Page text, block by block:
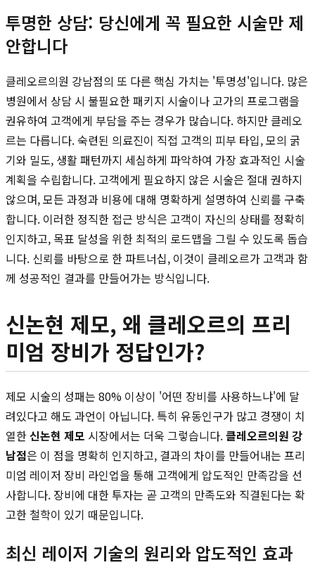
투명한 상담: 당신에게 꼭 필요한 시술만 제
안합니다
클레오르의원 강남점의 또 다른 핵심 가치는 '투명성'입니다. 많은
병원에서 상담 시 불필요한 패키지 시술이나 고가의 프로그램을
권유하여 고객에게 부담을 주는 경우가 많습니다. 하지만 클레오
르는 다릅니다. 숙련된 의료진이 직접 고객의 피부 타입, 모의 굵
기와 밀도, 생활 패턴까지 세심하게 파악하여 가장 효과적인 시술
계획을 수립합니다. 고객에게 필요하지 않은 시술은 절대 권하지
않으며, 모든 과정과 비용에 대해 명확하게 설명하여 신뢰를 구축
합니다. 이러한 정직한 접근 방식은 고객이 자신의 상태를 정확히
인지하고, 목표 달성을 위한 최적의 로드맵을 그릴 수 있도록 돕습
니다. 신뢰를 바탕으로 한 파트너십, 이것이 클레오르가 고객과 함
께 성공적인 결과를 만들어가는 방식입니다.
신논현 제모, 왜 클레오르의 프리
미엄 장비가 정답인가?
제모 시술의 성패는 80% 이상이 '어떤 장비를 사용하느냐'에 달
려있다고 해도 과언이 아닙니다. 특히 유동인구가 많고 경쟁이 치
열한신논현 제모 시장에서는 더욱 그렇습니다.클레오르의원 강
남점은 이 점을 명확히 인지하고, 결과의 차이를 만들어내는 프리
미엄 레이저 장비 라인업을 통해 고객에게 압도적인 만족감을 선
사합니다. 장비에 대한 투자는 곧 고객의 만족도와 직결된다는 확
고한 철학이 있기 때문입니다.
최신 레이저 기술의 원리와 압도적인 효과